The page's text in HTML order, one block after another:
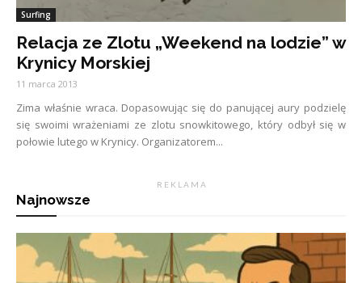
Surfing
Relacja ze Zlotu „Weekend na lodzie” w
Krynicy Morskiej
11 marca 2013
Zima właśnie wraca. Dopasowując się do panującej aury podzielę
się swoimi wrażeniami ze zlotu snowkitowego, który odbył się w
połowie lutego w Krynicy. Organizatorem...
R E K L A M A
Najnowsze